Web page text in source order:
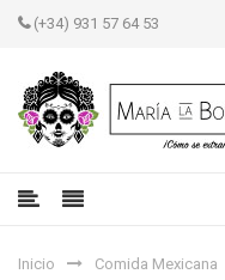
(+34) 931 57 64 53
Inicio Comida Mexicana